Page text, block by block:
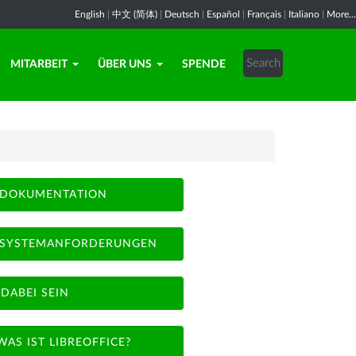
English 中文 (简体) Deutsch Español Français Italiano More...
MITARBEIT ÜBER UNS SPENDE
DOKUMENTATION
SYSTEMANFORDERUNGEN
DABEI SEIN
IST LIBREOFFICE?